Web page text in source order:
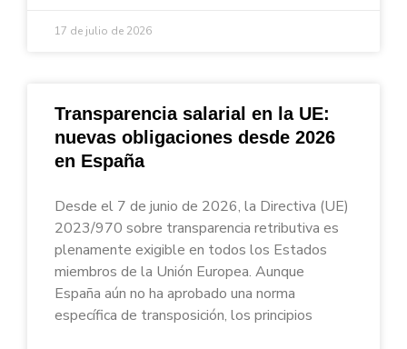
17 de julio de 2026
Transparencia salarial en la UE:
nuevas obligaciones desde 2026
en España
Desde el 7 de junio de 2026, la Directiva (UE)
2023/970 sobre transparencia retributiva es
plenamente exigible en todos los Estados
miembros de la Unión Europea. Aunque
España aún no ha aprobado una norma
específica de transposición, los principios